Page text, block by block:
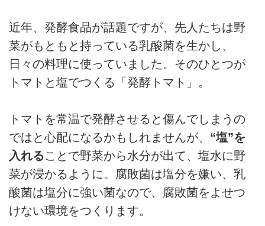
近年、発酵食品が話題ですが、先人たちは野
菜がもともと持っている乳酸菌を生かし、
日々の料理に使っていました。そのひとつが
トマトと塩でつくる「発酵トマト」。
トマトを常温で発酵させると傷んでしまうの
ではと心配になるかもしれませんが、 “塩”を
入れることで野菜から水分が出て、塩水に野
菜が浸かるように。腐敗菌は塩分を嫌い、乳
酸菌は塩分に強い菌なので、腐敗菌をよせつ
けない環境をつくります。